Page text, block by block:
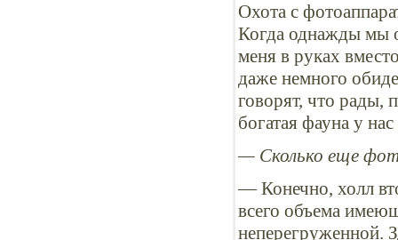
Охота с
Когда однажды мы
меня в руках
даже немного
говорят, что рады,
богатая фауна у
— Сколько еще
— Конечно, холл
всего объема
неперегруженной.